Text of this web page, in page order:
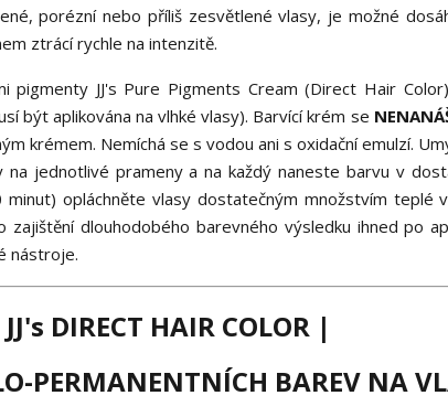
porézní nebo příliš zesvětlené vlasy, je možné
ztrácí rychle na intenzitě.
pigmenty JJ's Pure Pigments Cream (Direct Hair
být aplikována na vlhké vlasy). Barvící krém se
krémem. Nemíchá se s vodou ani s oxidační emulzí.
jednotlivé prameny a na každý naneste barvu v
opláchněte vlasy dostatečným množstvím teplé
zajištění dlouhodobého barevného výsledku ihned po
nástroje.
DIRECT HAIR COLOR |
PERMANENTNÍCH BAREV NA